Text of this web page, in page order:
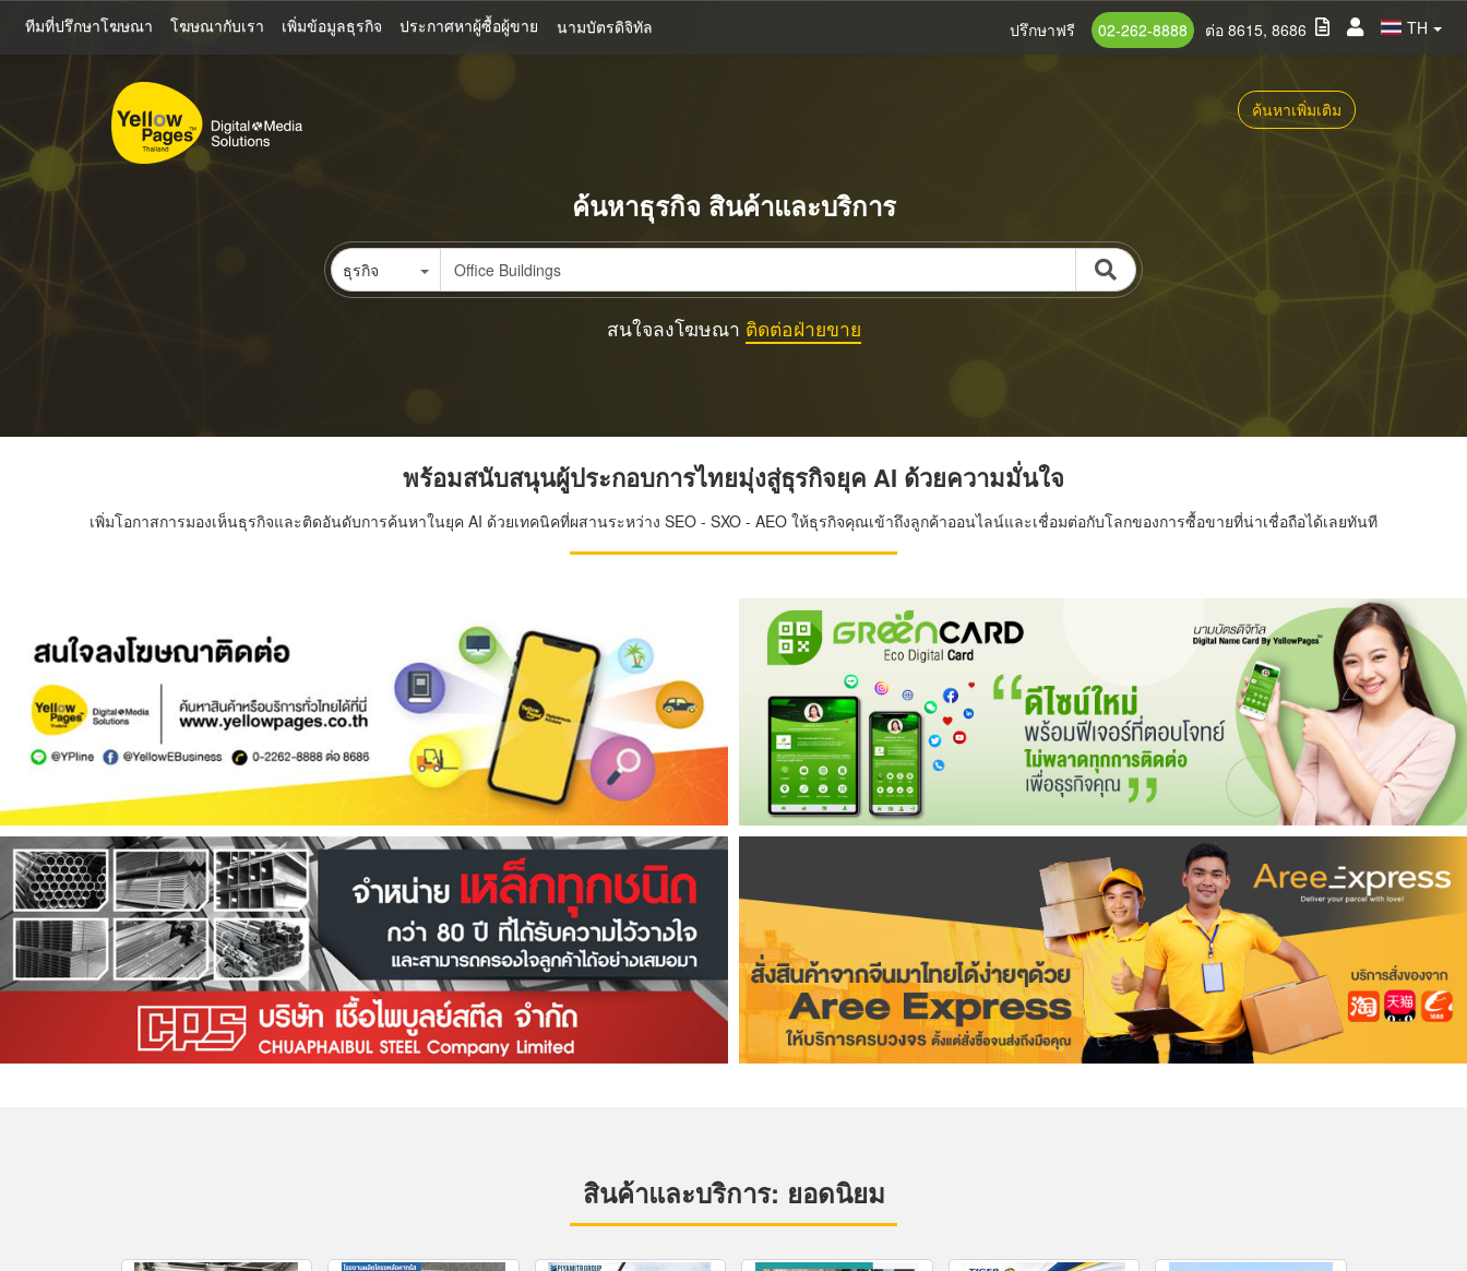
หลัก
ทีมที่ปรึกษาโฆษณา โฆษณากับเรา เพิ่มข้อมูลธุรกิจ ประกาศหาผู้ซื้อผู้ขาย นามบัตรดิจิทัล TH
ปรึกษาฟรี 02-262-8888 ต่อ 8615, 8686
ค้นหาเพิ่มเติม
ค้นหาธุรกิจ สินค้าและบริการ
ธุรกิจ
สนใจลงโฆษณา ติดต่อฝ่ายขาย
พร้อมสนับสนุนผู้ประกอบการไทยมุ่งสู่ธุรกิจยุค AI ด้วยความมั่นใจ
เพิ่มโอกาสการมองเห็นธุรกิจและติดอันดับการค้นหาในยุค AI ด้วยเทคนิคที่ผสานระหว่าง SEO - SXO - AEO ให้ธุรกิจคุณเข้าถึงลูกค้าออนไลน์และเชื่อมต่อกับโลกของการซื้อขายที่น่าเชื่อถือได้เลยทันที
สินค้าและบริการ: ยอดนิยม